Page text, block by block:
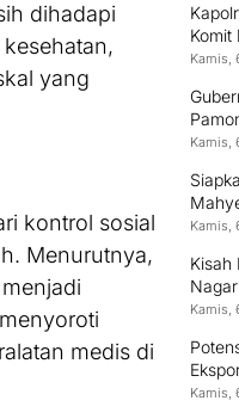
dihadapi
yang
kontrol sosial
Menurutnya,
medis di
Komit
Kamis,
Kamis,
Kamis,
Kisah
Kamis,
Kamis,